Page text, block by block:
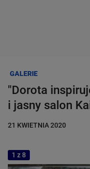
GALERIE
"Dorota
i jasny salon
21 KWIETNIA 2020
1 z 8
KARIERA